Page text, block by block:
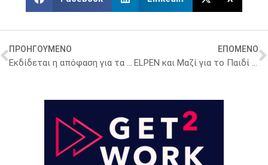
ΠΡΟΗΓΟΥΜΕΝΟ
Εκδίδεται η απόφαση για τα δωρεάν φάρμακα για την παχυσαρκία – Πότε θα σταλούν τα sms στους δικαιούχους
ΕΠΟΜΕΝΟ
ELPEN και Μαζί για το Παιδί έφτιαξαν δύο αίθουσες STEM σε σχολεία της Θράκης